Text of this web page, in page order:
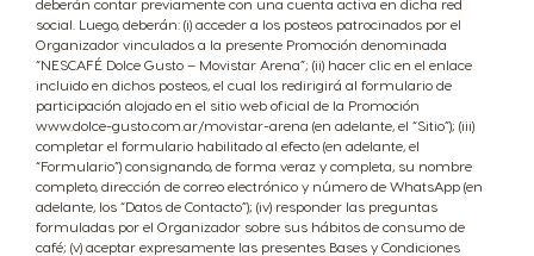
BEBIDAS
BEBIDAS
CAFETERAS
CAFETERAS
ACCESORIOS
SUSTENTABILIDAD
TU COFFEE SHOP
deberán contar previamente con una cuenta activa en dicha red
social. Luego, deberán: (i) acceder a los posteos patrocinados por el
Organizador vinculados a la presente Promoción denominada
“NESCAFÉ Dolce Gusto – Movistar Arena”; (ii) hacer clic en el enlace
incluido en dichos posteos, el cual los redirigirá al formulario de
participación alojado en el sitio web oficial de la Promoción
www.dolce-gusto.com.ar/movistar-arena (en adelante, el “Sitio”); (iii)
completar el formulario habilitado al efecto (en adelante, el
“Formulario”) consignando, de forma veraz y completa, su nombre
completo, dirección de correo electrónico y número de WhatsApp (en
adelante, los “Datos de Contacto”); (iv) responder las preguntas
formuladas por el Organizador sobre sus hábitos de consumo de
café; (v) aceptar expresamente las presentes Bases y Condiciones